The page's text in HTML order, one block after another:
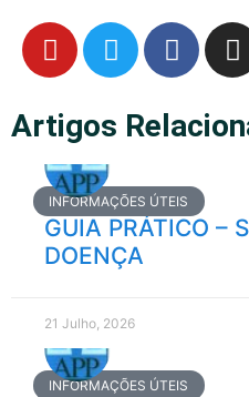
Artigos
INFORMAÇÕES ÚTEIS
GUIA PRÁTICO –
DOENÇA
21 Julho, 2026
INFORMAÇÕES ÚTEIS